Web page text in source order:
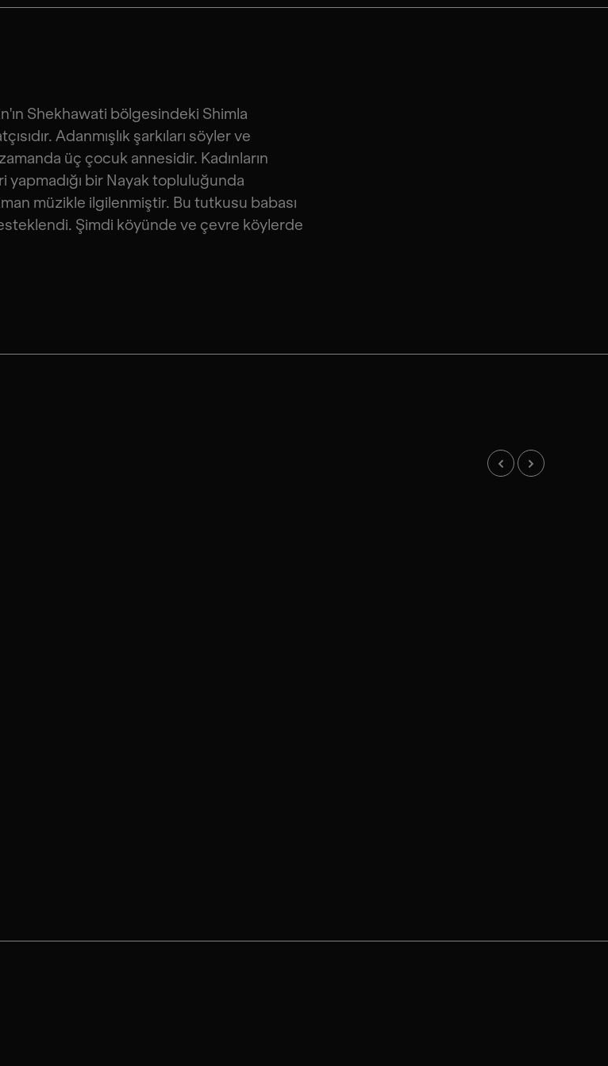
Shekhawati bölgesindeki Shimla
Adanmışlık şarkıları söyler ve
üç çocuk annesidir. Kadınların
yapmadığı bir Nayak topluluğunda
müzikle ilgilenmiştir. Bu tutkusu babası
Şimdi köyünde ve çevre köylerde